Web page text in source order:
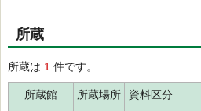
所蔵
所蔵は 1 件です。
所蔵館 所蔵場所 資料区分